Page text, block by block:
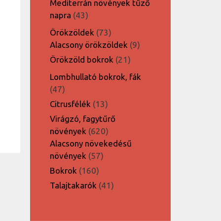
Mediterrán növények tűző
napra 4343
termék
Örökzöldek 7373
termék
Alacsony örökzöldek 99
Örökzöld bokrok 2121
termék
Lombhullató bokrok, fák
4747
termék
Citrusfélék 1313
termék
Virágzó, fagytűrő
növények 620620
termék
Alacsony növekedésű
növények 5757
Bokrok 160160
termék
Talajtakarók 4141